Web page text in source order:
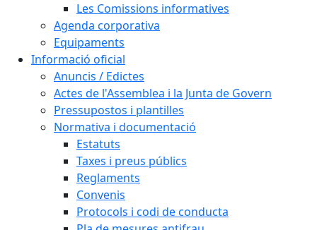
Les Comissions informatives
Agenda corporativa
Equipaments
Informació oficial
Anuncis / Edictes
Actes de l'Assemblea i la Junta de Govern
Pressupostos i plantilles
Normativa i documentació
Estatuts
Taxes i preus públics
Reglaments
Convenis
Protocols i codi de conducta